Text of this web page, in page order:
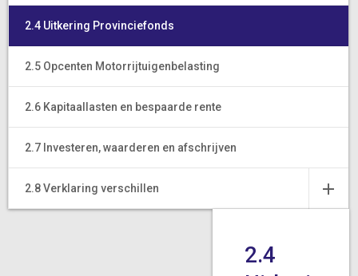
2.4 Uitkering Provinciefonds
2.5 Opcenten Motorrijtuigenbelasting
2.6 Kapitaallasten en bespaarde rente
2.7 Investeren, waarderen en afschrijven
2.8 Verklaring verschillen
2.4